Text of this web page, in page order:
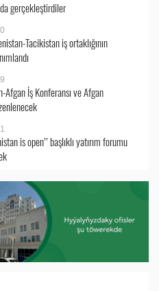
gerçekleştirdiler
Tacikistan iş ortaklığının
Afgan İş Konferansı ve Afgan
is open’’ başlıklı yatırım forumu